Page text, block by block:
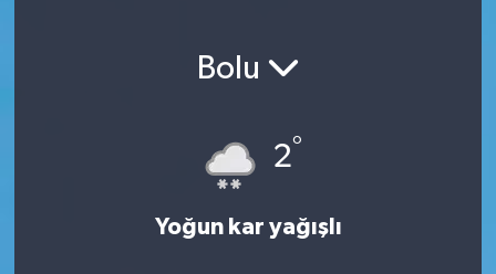
Bolu
2°
Yoğun kar yağışlı